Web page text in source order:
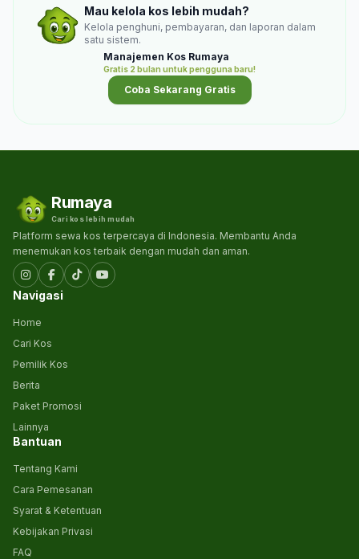
Mau kelola kos lebih mudah?
Kelola penghuni, pembayaran, dan laporan dalam
satu sistem.
Manajemen Kos Rumaya
Gratis 2 bulan untuk pengguna baru!
Coba Sekarang Gratis
Rumaya
Cari kos lebih mudah
Platform sewa kos terpercaya di Indonesia. Membantu Anda
menemukan kos terbaik dengan mudah dan aman.
Navigasi
Home
Cari Kos
Pemilik Kos
Berita
Paket Promosi
Lainnya
Bantuan
Tentang Kami
Cara Pemesanan
Syarat & Ketentuan
Kebijakan Privasi
FAQ